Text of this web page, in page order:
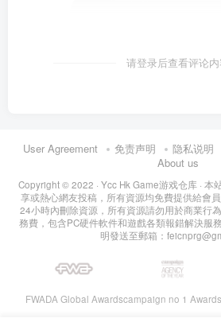
请登录后查看评论
User Agreement 免责声明 隐私说明
About us
Copyright © 2022 · Ycc Hk Game游戏仓库 · 本
享或熱心網友投稿，所有資源均免費提供給會
24小時內刪除資源，所有資源請勿用於商業行
務費，包含PC硬件軟件和遊戲各類報錯解決服
明發送至郵箱：
FWADA Global Awardscampaign no 1 Awards